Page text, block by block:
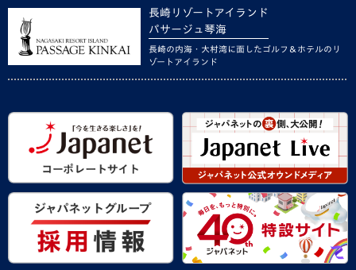
長崎リゾートアイランド
パサージュ琴海
長崎の内海・大村湾に面したゴルフ＆ホテルのリ
ゾートアイランド